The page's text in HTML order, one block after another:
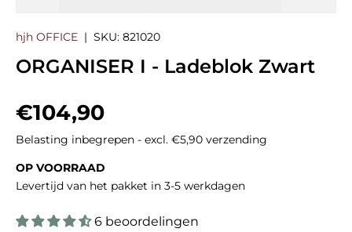
hjh OFFICE | SKU: 821020
ORGANISER I - Ladeblok Zwart
Reguliere prijs
€104,90
Belasting inbegrepen - excl. €5,90 verzending
OP VOORRAAD
Levertijd van het pakket in 3-5 werkdagen
6 beoordelingen